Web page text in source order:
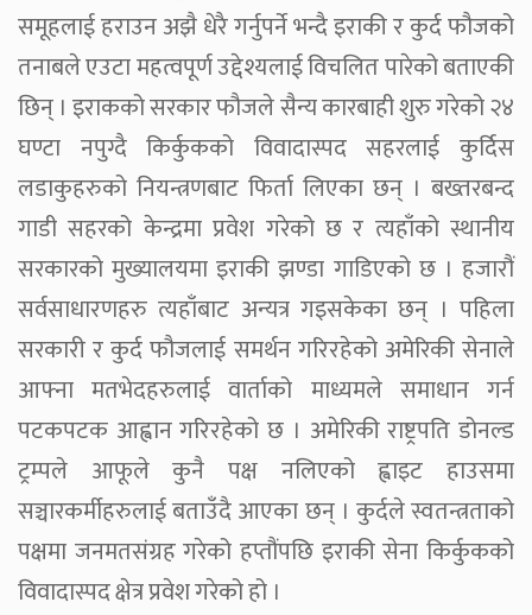
समूहलाई हराउन अझै धेरै गर्नुपर्ने भन्दै इराकी र कुर्द फौजको
तनाबले एउटा महत्वपूर्ण उद्देश्यलाई विचलित पारेको बताएकी
छिन् । इराकको सरकार फौजले सैन्य कारबाही शुरु गरेको २४
घण्टा नपुग्दै किर्कुकको विवादास्पद सहरलाई कुर्दिस
लडाकुहरुको नियन्त्रणबाट फिर्ता लिएका छन् । बख्तरबन्द
गाडी सहरको केन्द्रमा प्रवेश गरेको छ र त्यहाँको स्थानीय
सरकारको मुख्यालयमा इराकी झण्डा गाडिएको छ । हजारौं
सर्वसाधारणहरु त्यहाँबाट अन्यत्र गइसकेका छन् । पहिला
सरकारी र कुर्द फौजलाई समर्थन गरिरहेको अमेरिकी सेनाले
आफ्ना मतभेदहरुलाई वार्ताको माध्यमले समाधान गर्न
पटकपटक आह्वान गरिरहेको छ । अमेरिकी राष्ट्रपति डोनल्ड
ट्रम्पले आफूले कुनै पक्ष नलिएको ह्वाइट हाउसमा
सञ्चारकर्मीहरुलाई बताउँदै आएका छन् । कुर्दले स्वतन्त्रताको
पक्षमा जनमतसंग्रह गरेको हप्तौंपछि इराकी सेना किर्कुकको
विवादास्पद क्षेत्र प्रवेश गरेको हो ।